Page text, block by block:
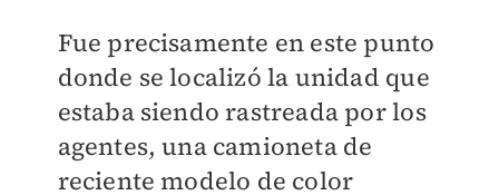
Fue precisamente en este punto
donde se localizó la unidad que
estaba siendo rastreada por los
agentes, una camioneta de
reciente modelo de color